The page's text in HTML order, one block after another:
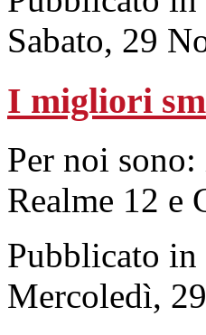
Sabato, 29
I migliori
Per noi
Realme 12 e
Pubblicato in
Mercoledì,